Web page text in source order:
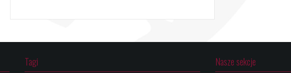
Tagi Nasze sekcje